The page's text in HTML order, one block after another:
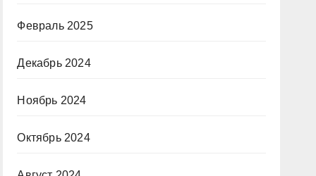
Февраль 2025
Декабрь 2024
Ноябрь 2024
Октябрь 2024